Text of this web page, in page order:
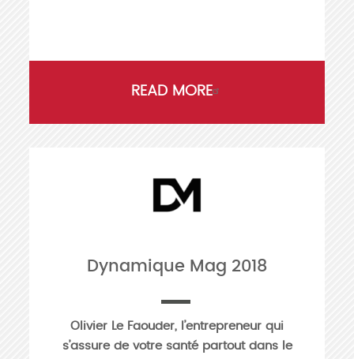
READ MORE
Dynamique Mag 2018
Olivier Le Faouder, l’entrepreneur qui
s’assure de votre santé partout dans le